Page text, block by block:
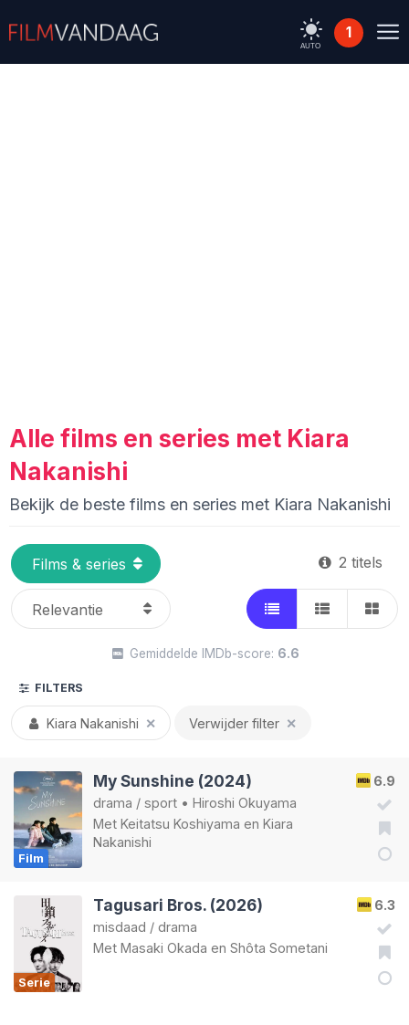
AUTO
1
Alle films en series met Kiara
Nakanishi
Bekijk de beste films en series met Kiara Nakanishi
2 titels
Gemiddelde IMDb-score: 6.6
FILTERS
Kiara Nakanishi ✕ Verwijder filter ✕
Film
6.9
My Sunshine (2024)
drama / sport • Hiroshi Okuyama
Met Keitatsu Koshiyama en Kiara
Nakanishi
Serie
6.3
Tagusari Bros. (2026)
misdaad / drama
Met Masaki Okada en Shôta Sometani